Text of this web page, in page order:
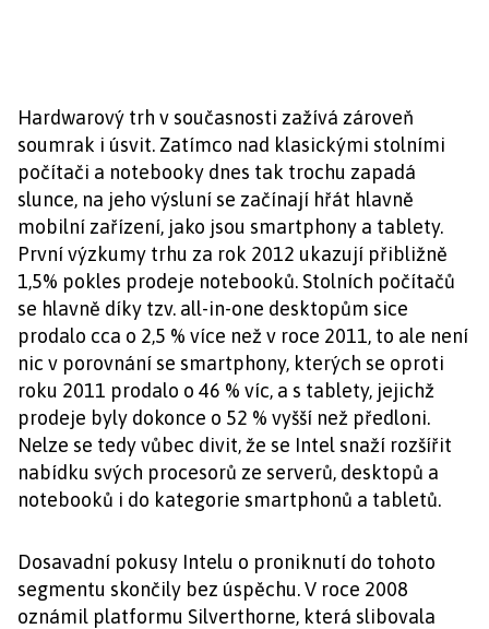
Hardwarový trh v současnosti zažívá zároveň
soumrak i úsvit. Zatímco nad klasickými stolními
počítači a notebooky dnes tak trochu zapadá
slunce, na jeho výsluní se začínají hřát hlavně
mobilní zařízení, jako jsou smartphony a tablety.
První výzkumy trhu za rok 2012 ukazují přibližně
1,5% pokles prodeje notebooků. Stolních počítačů
se hlavně díky tzv. all-in-one desktopům sice
prodalo cca o 2,5 % více než v roce 2011, to ale není
nic v porovnání se smartphony, kterých se oproti
roku 2011 prodalo o 46 % víc, a s tablety, jejichž
prodeje byly dokonce o 52 % vyšší než předloni.
Nelze se tedy vůbec divit, že se Intel snaží rozšířit
nabídku svých procesorů ze serverů, desktopů a
notebooků i do kategorie smartphonů a tabletů.
Dosavadní pokusy Intelu o proniknutí do tohoto
segmentu skončily bez úspěchu. V roce 2008
oznámil platformu Silverthorne, která slibovala